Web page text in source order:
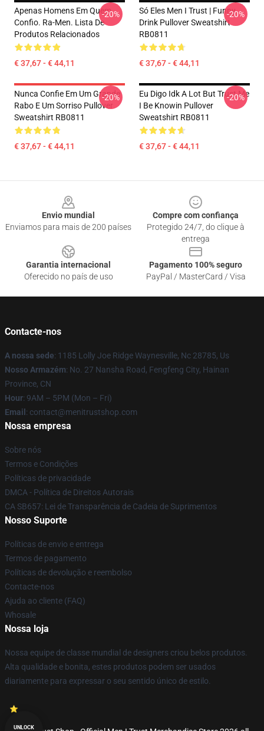
Apenas Homens Em Quem
Confio. Ra-Men. Lista De
Produtos Relacionados
€ 37,67 - € 44,11
-20%
Só Eles Men I Trust | Funny
Drink Pullover Sweatshirt
RB0811
€ 37,67 - € 44,11
-20%
Nunca Confie Em Um Grande
Rabo E Um Sorriso Pullover
Sweatshirt RB0811
€ 37,67 - € 44,11
-20%
Eu Digo Idk A Lot But Trust Me
I Be Knowin Pullover
Sweatshirt RB0811
€ 37,67 - € 44,11
-20%
Envio mundial
Enviamos para mais de 200 países
Compre com confiança
Protegido 24/7, do clique à
entrega
Garantia internacional
Oferecido no país de uso
Pagamento 100% seguro
PayPal / MasterCard / Visa
Contacte-nos
A nossa sede: 1185 Lolly Joe Ridge Waynesville, Nc 28785, Us
Nosso Armazém: No. 27 Nansha Road, Fengfeng City, Hainan
Province, CN
Hour: 9AM – 5PM (Mon – Fri)
Email : contact@menitrustshop.com
Nossa empresa
Sobre nós
Termos e Condições
Políticas de privacidade
DMCA - Política de Direitos Autorais
CA SB657: Lei de Transparência de Cadeia de Suprimentos
Nosso Suporte
Políticas de envio e entrega
Termos de pagamento
Políticas de devolução e reembolso
Contacte-nos
Ajuda ao cliente (FAQ)
Whosale
Nossa loja
Nossa equipe de classe mundial de designers criou belos produtos.
Alta qualidade e bonita, estes produtos podem ser usados
diariamente para expressar o seu sentido único de estilo.
UNLOCK